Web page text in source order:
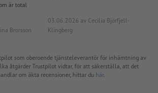
är total
Brorsson
03.06.2026 av Cecilia Björfjell-
Klingberg
som oberoende tjänsteleverantör för inhämtning av
åtgärder Trustpilot vidtar, för att säkerställa, att det
om äkta recensioner, hittar du här.